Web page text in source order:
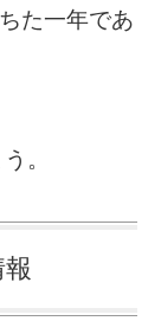
た一年であ
。